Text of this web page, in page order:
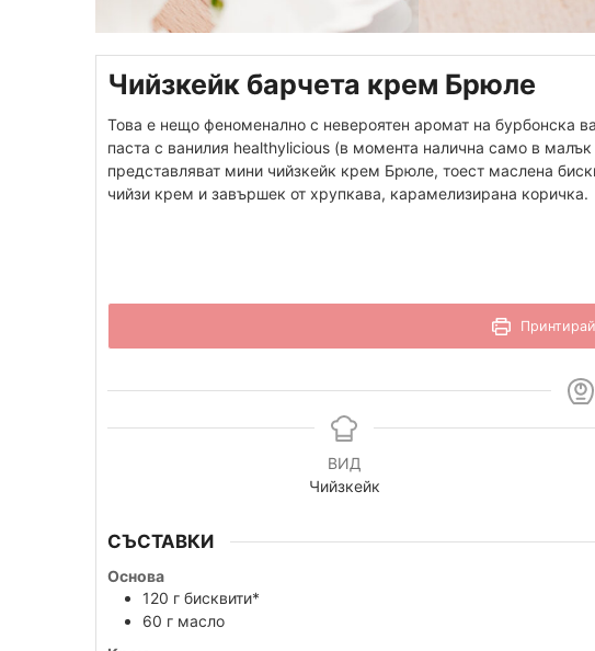
Чийзкейк барчета крем Брюле
Това е нещо феноменално с невероятен аромат на бурбонска
паста с ванилия healthylicious (в момента налична само в
представляват мини чийзкейк крем Брюле, тоест маслена
чийзи крем и завършек от хрупкава, карамелизирана коричка.
ВИД
Чийзкейк
СЪСТАВКИ
Основа
120 г бисквити*
60 г масло